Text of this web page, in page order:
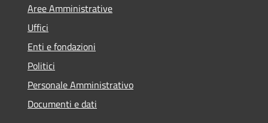
Aree Amministrative
Uffici
Enti e fondazioni
Politici
Personale Amministrativo
Documenti e dati